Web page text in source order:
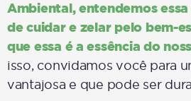
Ambiental, entendemos
de cuidar e zelar pelo bem-
que essa é a essência do
isso, convidamos você para
vantajosa e que pode ser